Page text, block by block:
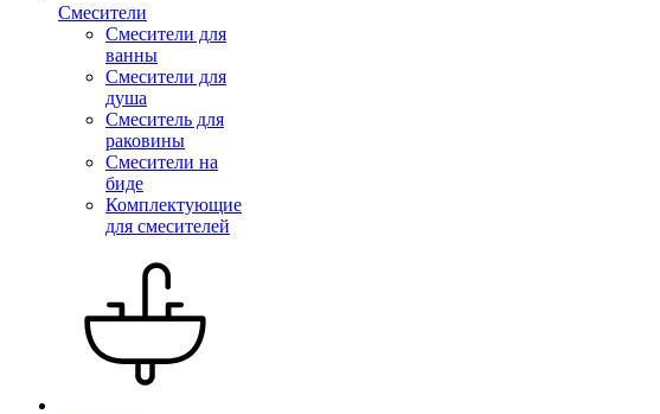
Смесители
Смесители для
ванны
Смесители для
душа
Смеситель для
раковины
Смесители на
биде
Комплектующие
для смесителей